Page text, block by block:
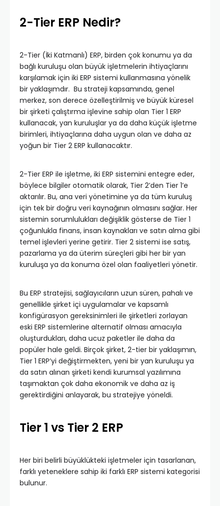
2-Tier ERP Nedir?
2-Tier (İki Katmanlı) ERP, birden çok konumu ya da
bağlı kuruluşu olan büyük işletmelerin ihtiyaçlarını
karşılamak için iki ERP sistemi kullanmasına yönelik
bir yaklaşımdır. Bu strateji kapsamında, genel
merkez, son derece özelleştirilmiş ve büyük küresel
bir şirketi çalıştırma işlevine sahip olan Tier 1 ERP
kullanacak, yan kuruluşlar ya da daha küçük işletme
birimleri, ihtiyaçlarına daha uygun olan ve daha az
yoğun bir Tier 2 ERP kullanacaktır.
2-Tier ERP ile işletme, iki ERP sistemini entegre eder,
böylece bilgiler otomatik olarak, Tier 2’den Tier 1’e
aktarılır. Bu, ana veri yönetimine ya da tüm kuruluş
için tek bir doğru veri kaynağının olmasını sağlar. Her
sistemin sorumlulukları değişiklik gösterse de Tier 1
çoğunlukla finans, insan kaynakları ve satın alma gibi
temel işlevleri yerine getirir. Tier 2 sistemi ise satış,
pazarlama ya da üterim süreçleri gibi her bir yan
kuruluşa ya da konuma özel olan faaliyetleri yönetir.
Bu ERP stratejisi, sağlayıcıların uzun süren, pahalı ve
genellikle şirket içi uygulamalar ve kapsamlı
konfigürasyon gereksinimleri ile şirketleri zorlayan
eski ERP sistemlerine alternatif olması amacıyla
oluşturdukları, daha ucuz paketler ile daha da
popüler hale geldi. Birçok şirket, 2-tier bir yaklaşımın,
Tier 1 ERP’yi değiştirmekten, yeni bir yan kuruluşu ya
da satın alınan şirketi kendi kurumsal yazılımına
taşımaktan çok daha ekonomik ve daha az iş
gerektirdiğini anlayarak, bu stratejiye yöneldi.
Tier 1 vs Tier 2 ERP
Her biri belirli büyüklükteki işletmeler için tasarlanan,
farklı yeteneklere sahip iki farklı ERP sistemi kategorisi
bulunur.